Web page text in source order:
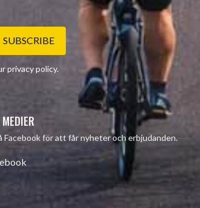
SUBSCRIBE
privacy policy.
Facebook för att får nyheter och erbjudanden.